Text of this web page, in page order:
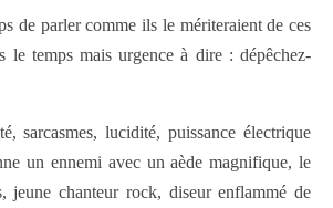
de parler comme ils le mériteraient de ces
le temps mais urgence à dire : dépêchez-
sarcasmes, lucidité, puissance électrique
un ennemi avec un aède magnifique, le
jeune chanteur rock, diseur enflammé de